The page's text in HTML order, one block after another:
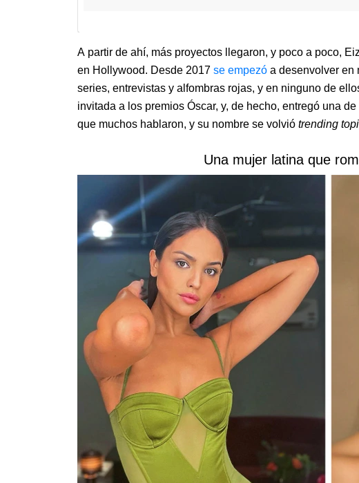
A partir de ahí, más proyectos llegaron, y poco a poco,
en Hollywood. Desde 2017 se empezó a desenvolver en
series, entrevistas y alfombras rojas, y en ninguno de
invitada a los premios Óscar, y, de hecho, entregó una
que muchos hablaron, y su nombre se volvió trending
Una mujer latina que